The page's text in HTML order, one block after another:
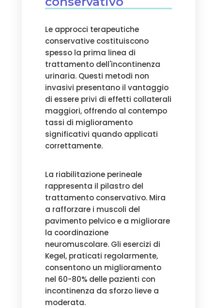
Le approcci terapeutiche
conservative costituiscono
spesso la prima linea di
trattamento dell'incontinenza
urinaria. Questi metodi non
invasivi presentano il vantaggio
di essere privi di effetti collaterali
maggiori, offrendo al contempo
tassi di miglioramento
significativi quando applicati
correttamente.
La riabilitazione perineale
rappresenta il pilastro del
trattamento conservativo. Mira
a rafforzare i muscoli del
pavimento pelvico e a migliorare
la coordinazione
neuromuscolare. Gli esercizi di
Kegel, praticati regolarmente,
consentono un miglioramento
nel 60-80% delle pazienti con
incontinenza da sforzo lieve a
moderata.